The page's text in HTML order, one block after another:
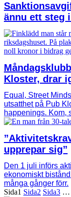
ännu ett steg
Kloster, drar
Equal, Street
utsatthet på Pub
happenings. Kom,
upprepar sig”
Den 1 juli införs
ekonomiskt
många gånger förr.
Sida1 Sida2 Sida3 …